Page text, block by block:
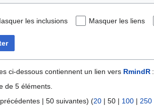
les inclusions Masquer les liens
ci-dessous contiennent un lien vers RmindR :
de 5 éléments.
| 50 suivantes) (20 | 50 | 100 | 250